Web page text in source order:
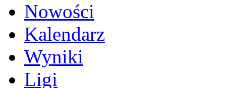
Nowości
Kalendarz
Wyniki
Ligi